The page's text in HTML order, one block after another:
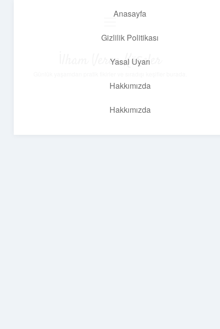
Anasayfa
Gizlilik Politikası
Yasal Uyarı
Hakkımızda
Hakkımızda
İlham Veren Köşeler